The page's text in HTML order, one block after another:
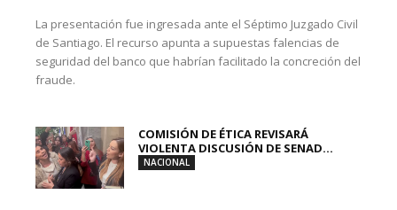
La presentación fue ingresada ante el Séptimo Juzgado Civil
de Santiago. El recurso apunta a supuestas falencias de
seguridad del banco que habrían facilitado la concreción del
fraude.
COMISIÓN DE ÉTICA REVISARÁ
VIOLENTA DISCUSIÓN DE SENAD...
NACIONAL